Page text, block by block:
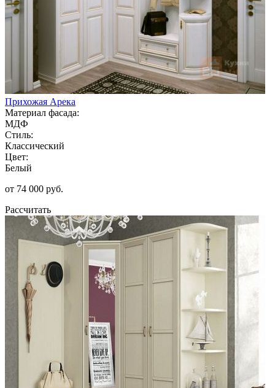
Прихожая Арека
Материал фасада:
МДФ
Стиль:
Классический
Цвет:
Белый
от 74 000 руб.
Рассчитать